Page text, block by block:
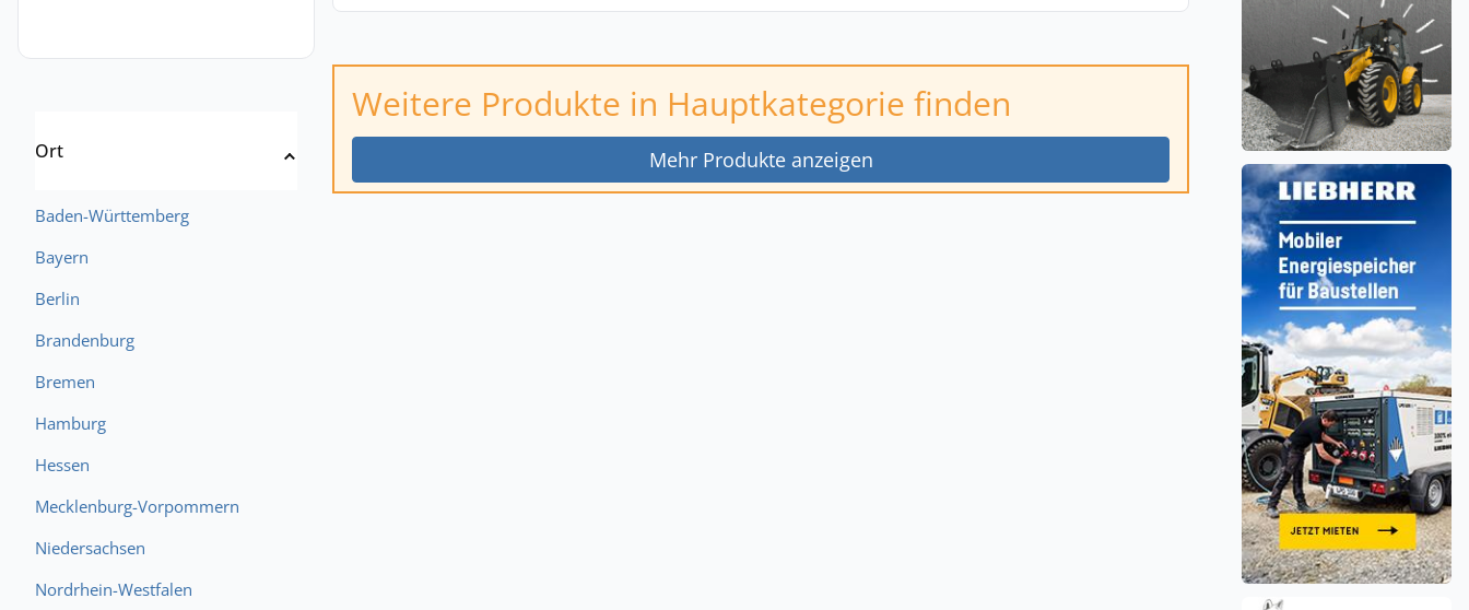
Ort
Baden-Württemberg
Bayern
Berlin
Brandenburg
Bremen
Hamburg
Hessen
Mecklenburg-Vorpommern
Niedersachsen
Nordrhein-Westfalen
Weitere Produkte in Hauptkategorie finden
Mehr Produkte anzeigen